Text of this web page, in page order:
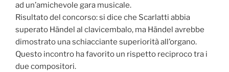
ad un’amichevole gara musicale.
Risultato del concorso: si dice che Scarlatti abbia
superato Händel al clavicembalo, ma Händel avrebbe
dimostrato una schiacciante superiorità all’organo.
Questo incontro ha favorito un rispetto reciproco tra i
due compositori.